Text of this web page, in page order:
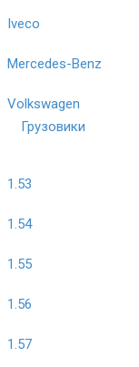
Iveco
Mercedes-Benz
Volkswagen
Грузовики
1.53
1.54
1.55
1.56
1.57